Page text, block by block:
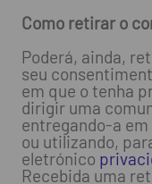
Como retirar o
Poderá, ainda,
seu
em que o tenha
dirigir uma
entregando-a em
ou utilizando,
eletrónico
Recebida uma